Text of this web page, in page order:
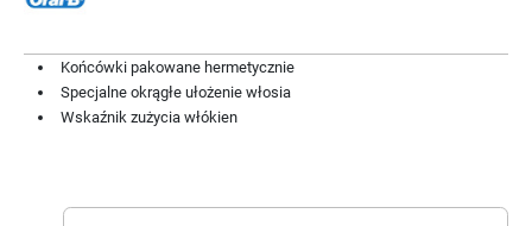
Końcówki pakowane hermetycznie
Specjalne okrągłe ułożenie włosia
Wskaźnik zużycia włókien